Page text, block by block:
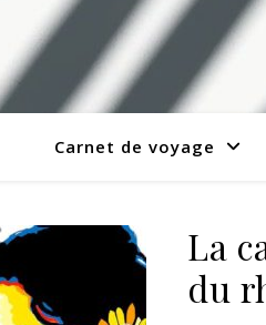
Carnet de voyage
La
du